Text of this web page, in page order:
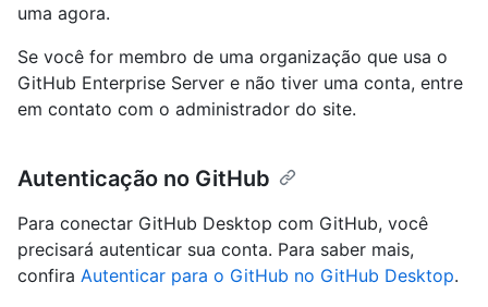
uma agora.
Se você for membro de uma organização que usa o
GitHub Enterprise Server e não tiver uma conta, entre
em contato com o administrador do site.
Autenticação no GitHub
Para conectar GitHub Desktop com GitHub, você
precisará autenticar sua conta. Para saber mais,
confira Autenticar para o GitHub no GitHub Desktop.